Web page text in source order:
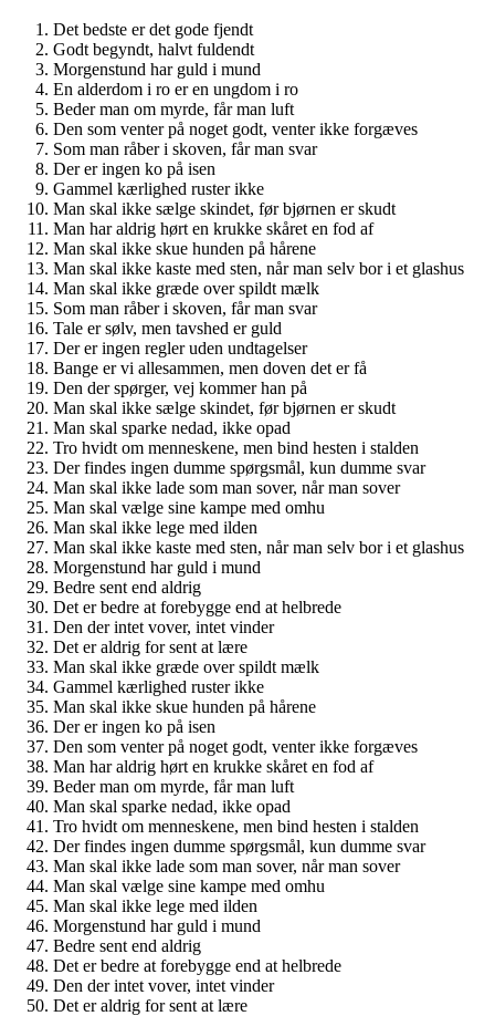
Det bedste er det gode fjendt
Godt begyndt, halvt fuldendt
Morgenstund har guld i mund
En alderdom i ro er en ungdom i ro
Beder man om myrde, får man luft
Den som venter på noget godt, venter ikke forgæves
Som man råber i skoven, får man svar
Der er ingen ko på isen
Gammel kærlighed ruster ikke
Man skal ikke sælge skindet, før bjørnen er skudt
Man har aldrig hørt en krukke skåret en fod af
Man skal ikke skue hunden på hårene
Man skal ikke kaste med sten, når man selv bor i et glashus
Man skal ikke græde over spildt mælk
Som man råber i skoven, får man svar
Tale er sølv, men tavshed er guld
Der er ingen regler uden undtagelser
Bange er vi allesammen, men doven det er få
Den der spørger, vej kommer han på
Man skal ikke sælge skindet, før bjørnen er skudt
Man skal sparke nedad, ikke opad
Tro hvidt om menneskene, men bind hesten i stalden
Der findes ingen dumme spørgsmål, kun dumme svar
Man skal ikke lade som man sover, når man sover
Man skal vælge sine kampe med omhu
Man skal ikke lege med ilden
Man skal ikke kaste med sten, når man selv bor i et glashus
Morgenstund har guld i mund
Bedre sent end aldrig
Det er bedre at forebygge end at helbrede
Den der intet vover, intet vinder
Det er aldrig for sent at lære
Man skal ikke græde over spildt mælk
Gammel kærlighed ruster ikke
Man skal ikke skue hunden på hårene
Der er ingen ko på isen
Den som venter på noget godt, venter ikke forgæves
Man har aldrig hørt en krukke skåret en fod af
Beder man om myrde, får man luft
Man skal sparke nedad, ikke opad
Tro hvidt om menneskene, men bind hesten i stalden
Der findes ingen dumme spørgsmål, kun dumme svar
Man skal ikke lade som man sover, når man sover
Man skal vælge sine kampe med omhu
Man skal ikke lege med ilden
Morgenstund har guld i mund
Bedre sent end aldrig
Det er bedre at forebygge end at helbrede
Den der intet vover, intet vinder
Det er aldrig for sent at lære